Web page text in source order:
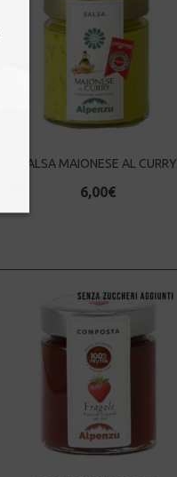
SALSA MAIONESE AL CURRY
6,00€